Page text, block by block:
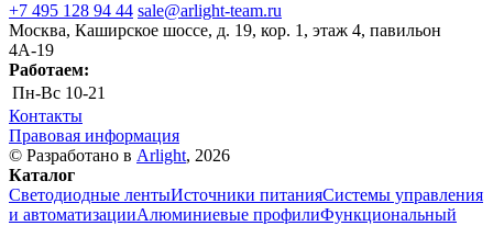
+7 495 128 94 44 sale@arlight-team.ru
Москва, Каширское шоссе, д. 19, кор. 1, этаж 4, павильон
4А-19
Работаем:
Пн-Вс 10-21
Контакты
Правовая информация
© Разработано в Arlight, 2026
Каталог
Светодиодные лентыИсточники питанияСистемы управления
и автоматизацииАлюминиевые профилиФункциональный